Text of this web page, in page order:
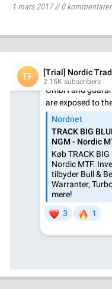
1 mars 2017//0kommentarer